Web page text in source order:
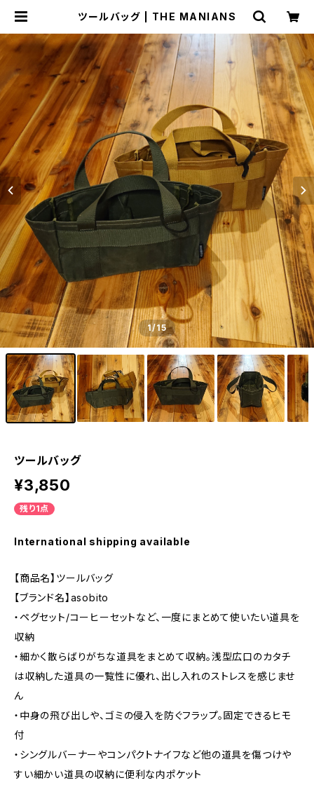
ツールバッグ | THE MANIANS
1/15
ツールバッグ
¥3,850
残り1点
International shipping available
【商品名】ツールバッグ
【ブランド名】asobito
・ペグセット/コーヒーセットなど、一度にまとめて使いたい道具を
収納
・細かく散らばりがちな道具をまとめて収納。浅型広口のカタチ
は収納した道具の一覧性に優れ、出し入れのストレスを感じませ
ん
・中身の飛び出しや、ゴミの侵入を防ぐフラップ。固定できるヒモ
付
・シングルバーナーやコンパクトナイフなど他の道具を傷つけや
すい細かい道具の収納に便利な内ポケット